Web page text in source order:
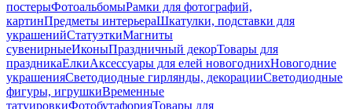
постерыФотоальбомыРамки для фотографий,
картинПредметы интерьераШкатулки, подставки для
украшенийСтатуэткиМагниты
сувенирныеИконыПраздничный декорТовары для
праздникаЕлкиАксессуары для елей новогоднихНовогодние
украшенияСветодиодные гирлянды, декорацииСветодиодные
фигуры, игрушкиВременные
татуировкиФотобутафорияТовары для